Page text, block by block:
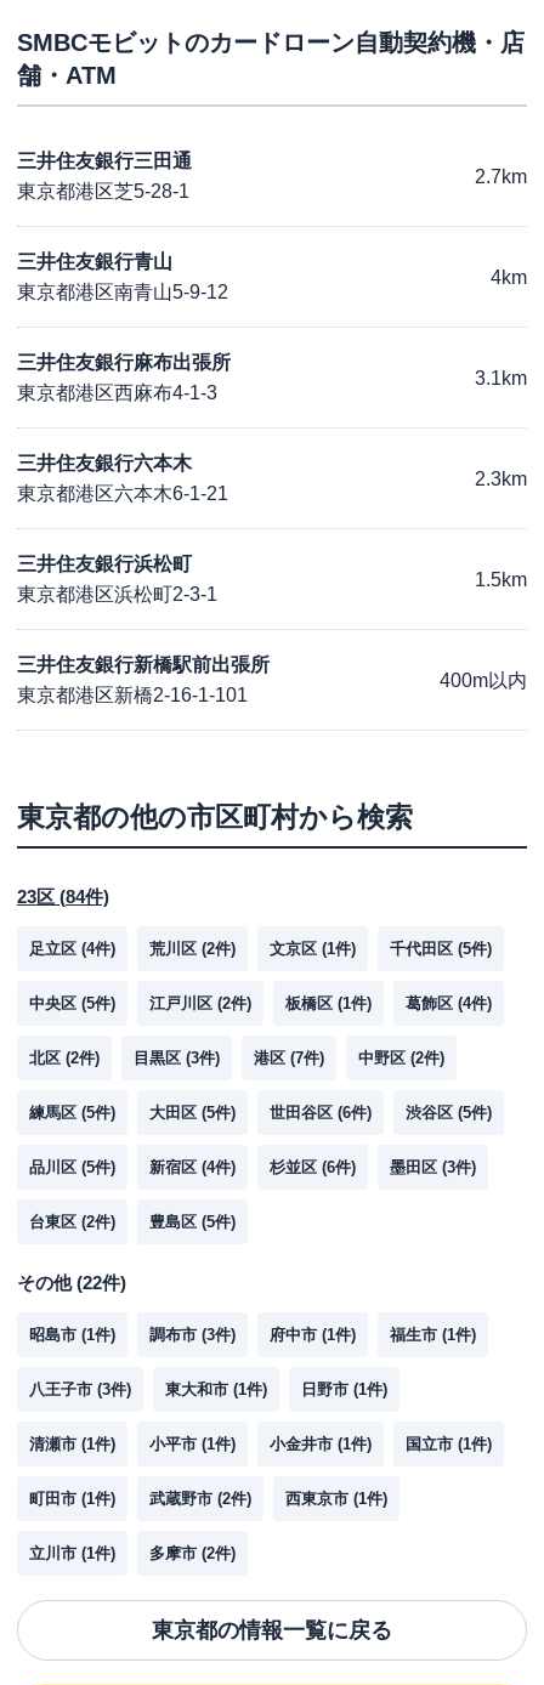
SMBCモビットのカードローン自動契約機・店
舗・ATM
三井住友銀行三田通
東京都港区芝5-28-1
2.7km
三井住友銀行青山
東京都港区南青山5-9-12
4km
三井住友銀行麻布出張所
東京都港区西麻布4-1-3
3.1km
三井住友銀行六本木
東京都港区六本木6-1-21
2.3km
三井住友銀行浜松町
東京都港区浜松町2-3-1
1.5km
三井住友銀行新橋駅前出張所
東京都港区新橋2-16-1-101
400m以内
東京都の他の市区町村から検索
23区 (84件)
足立区 (4件) 荒川区 (2件) 文京区 (1件) 千代田区 (5件)
中央区 (5件) 江戸川区 (2件) 板橋区 (1件) 葛飾区 (4件)
北区 (2件) 目黒区 (3件) 港区 (7件) 中野区 (2件)
練馬区 (5件) 大田区 (5件) 世田谷区 (6件) 渋谷区 (5件)
品川区 (5件) 新宿区 (4件) 杉並区 (6件) 墨田区 (3件)
台東区 (2件) 豊島区 (5件)
その他(22件)
昭島市 (1件) 調布市 (3件) 府中市 (1件) 福生市 (1件)
八王子市 (3件) 東大和市 (1件) 日野市 (1件)
清瀬市 (1件) 小平市 (1件) 小金井市 (1件) 国立市 (1件)
町田市 (1件) 武蔵野市 (2件) 西東京市 (1件)
立川市 (1件) 多摩市 (2件)
東京都の情報一覧に戻る